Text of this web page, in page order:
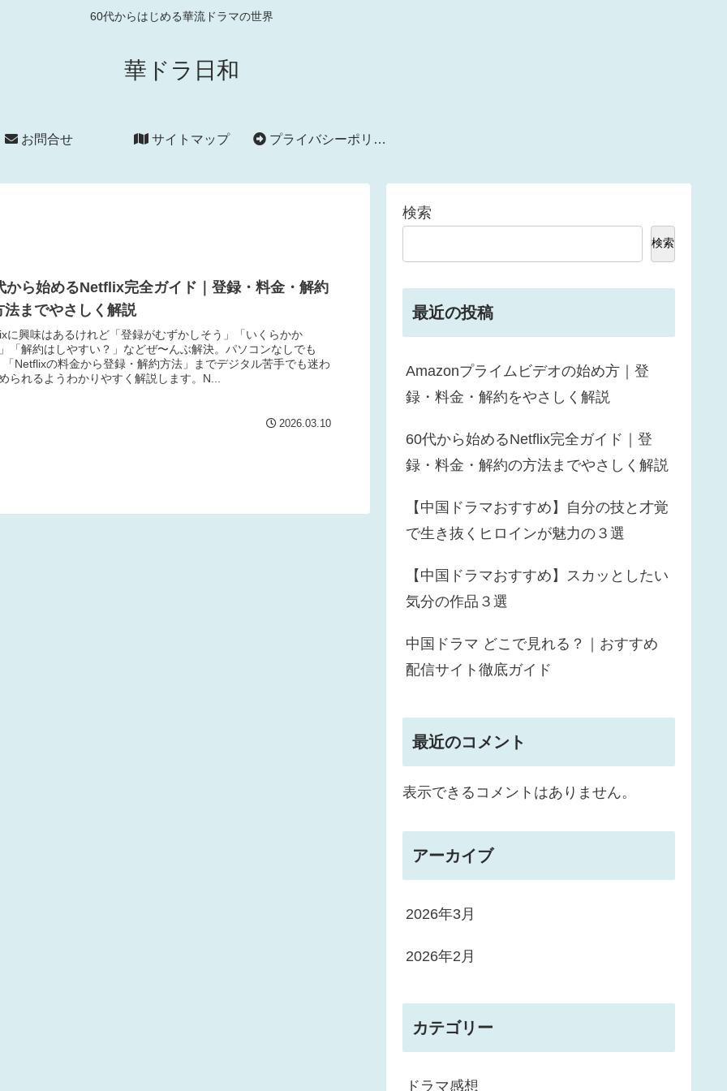
60代からはじめる華流ドラマの世界
華ドラ日和
お問合せ サイトマップ プライバシーポリシー
から始めるNetflix完全ガイド｜登録・料金・解約
法までやさしく解説
に興味はあるけれど「登録がむずかしそう」「いくらかか
「解約はしやすい？」などぜ〜んぶ解決。パソコンなしでも
「Netflixの料金から登録・解約方法」までデジタル苦手でも迷わ
られるようわかりやすく解説します。N...
2026.03.10
検索
検索
最近の投稿
Amazonプライムビデオの始め方｜登
録・料金・解約をやさしく解説
60代から始めるNetflix完全ガイド｜登
録・料金・解約の方法までやさしく解説
【中国ドラマおすすめ】自分の技と才覚
で生き抜くヒロインが魅力の３選
【中国ドラマおすすめ】スカッとしたい
気分の作品３選
中国ドラマ どこで見れる？｜おすすめ
配信サイト徹底ガイド
最近のコメント
表示できるコメントはありません。
アーカイブ
2026年3月
2026年2月
カテゴリー
ドラマ感想